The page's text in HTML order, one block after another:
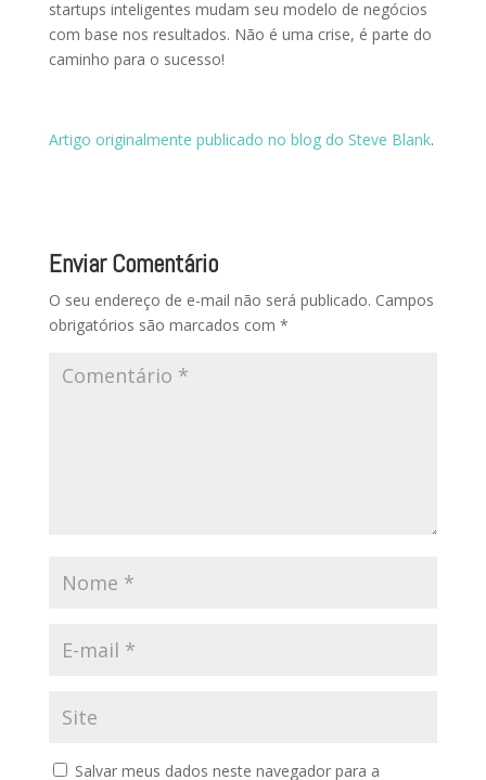
startups inteligentes mudam seu modelo de negócios
com base nos resultados. Não é uma crise, é parte do
caminho para o sucesso!
Artigo originalmente publicado no blog do Steve Blank.
Enviar Comentário
O seu endereço de e-mail não será publicado. Campos
obrigatórios são marcados com *
Salvar meus dados neste navegador para a